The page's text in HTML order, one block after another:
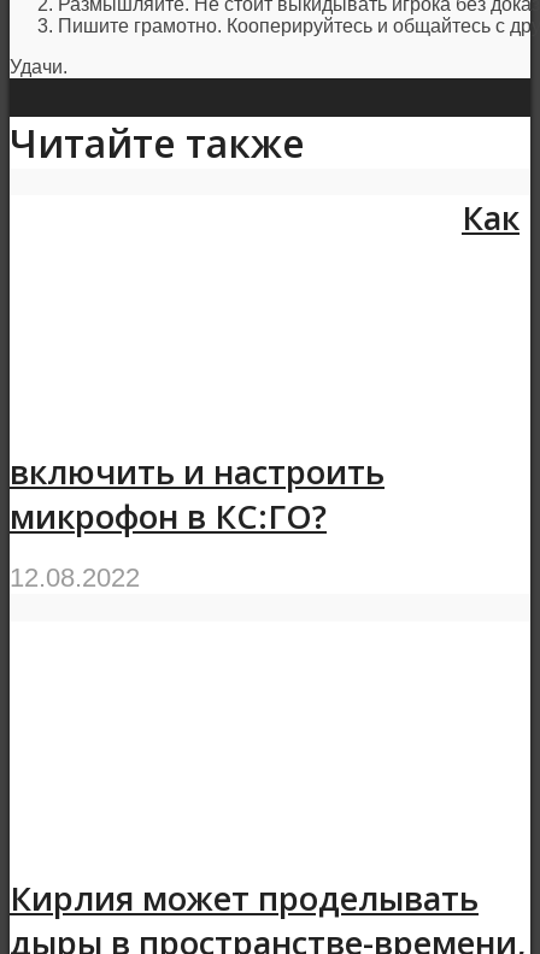
Размышляйте. Не стоит выкидывать игрока без
Пишите грамотно. Кооперируйтесь и общайтесь с
Удачи.
Читайте также
Как
включить и настроить
микрофон в КС:ГО?
12.08.2022
Кирлия может проделывать
дыры в пространстве-времени,